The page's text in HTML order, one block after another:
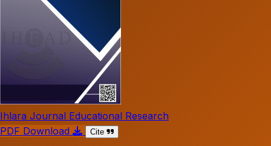
Ihlara Journal Educational Research
PDF Download
Cite